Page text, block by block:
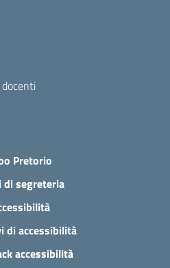
Pretorio
di segreteria
di accessibilità
accessibilità